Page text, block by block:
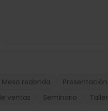
Mesa redonda Presentación
ventas Seminario Taller